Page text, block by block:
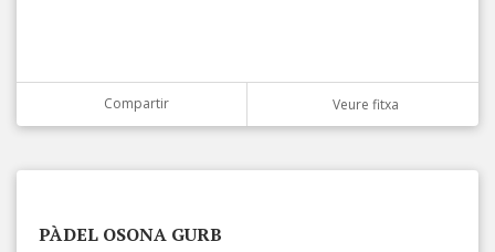
Compartir Veure fitxa
PÀDEL OSONA GURB